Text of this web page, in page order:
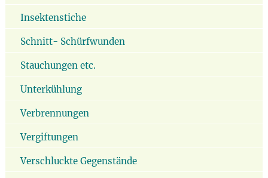
Insektenstiche
Schnitt- Schürfwunden
Stauchungen etc.
Unterkühlung
Verbrennungen
Vergiftungen
Verschluckte Gegenstände